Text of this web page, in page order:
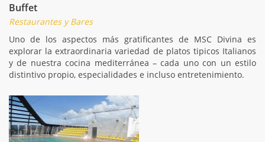
Buffet
Restaurantes y Bares
Uno de los aspectos más gratificantes de MSC Divina es
explorar la extraordinaria variedad de platos tipicos Italianos
y de nuestra cocina mediterránea – cada uno con un estilo
distintivo propio, especialidades e incluso entretenimiento.